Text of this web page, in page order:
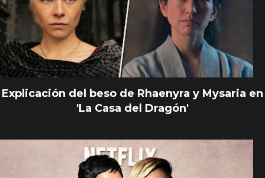
Explicación del beso de Rhaenyra y Mysaria en
'La Casa del Dragón'